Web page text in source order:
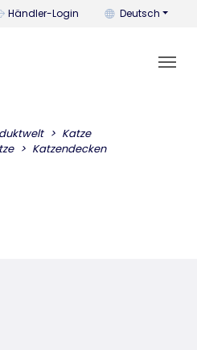
Händler-Login Mit diesem
Deutsch
Katze
Katzendecken